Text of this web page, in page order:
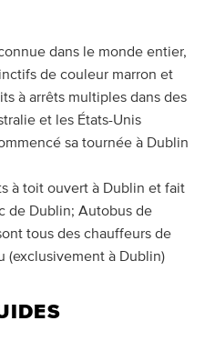
dans le monde entier,
de couleur marron et
à arrêts multiples dans des
et les États-Unis
sa tournée à Dublin
à toit ouvert à Dublin et fait
de Dublin; Autobus de
tous des chauffeurs de
(exclusivement à Dublin)